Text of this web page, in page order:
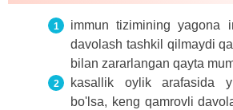
immun tizimining yagona
davolash tashkil qilmaydi
bilan zararlangan qayta
kasallik oylik arafasida
bo'lsa, keng qamrovli